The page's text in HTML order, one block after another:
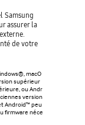
Samsung
assurer la
de votre
macO
supérieur
ou Andr
version
Android™ peu
firmware néce